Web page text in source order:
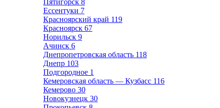
Пятигорск 8
Ессентуки 7
Красноярский край 119
Красноярск 67
Норильск 9
Ачинск 6
Днепропетровская область 118
Днепр 103
Подгородное 1
Кемеровская область — Кузбасс 116
Кемерово 30
Новокузнецк 30